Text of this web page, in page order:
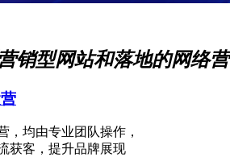
销型网站和落地的网络
，均由专业团队操作，
获客，提升品牌展现